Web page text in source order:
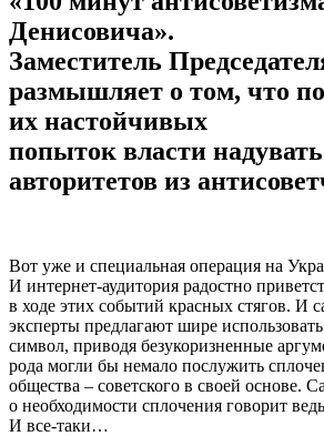
Денисовича».
Заместитель
размышляет о том, что
их настойчивых
попыток власти надувать
авторитетов из
Вот уже и специальная операция на
И интернет-аудитория радостно
в ходе этих событий красных стягов. И
эксперты предлагают шире
символ, приводя безукоризненные
рода могли бы немало послужить
общества – советского в своей основе.
о необходимости сплочения говорит
И все-таки…